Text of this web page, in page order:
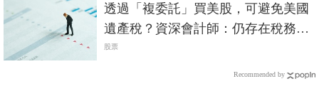
透過「複委託」買美股，可避免美國
遺產稅？資深會計師：仍存在稅務風
險
股票
Recommended by